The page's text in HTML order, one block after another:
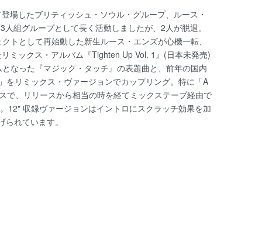
場したブリティッシュ・ソウル・グループ、ルース・
組グループとして長く活動しましたが、2人が脱退。
トとして再始動した新生ルース・エンズが心機一転、
ミックス・アルバム『Tighten Up Vol. 1』(日本未発売)
なった『マジック・タッチ』の表題曲と、前年の国内
リミックス・ヴァージョンでカップリング。特に「A
で、リリースから相当の時を経てミックステープ経由で
12" 収録ヴァージョンはイントロにスクラッチ効果を加
れています。